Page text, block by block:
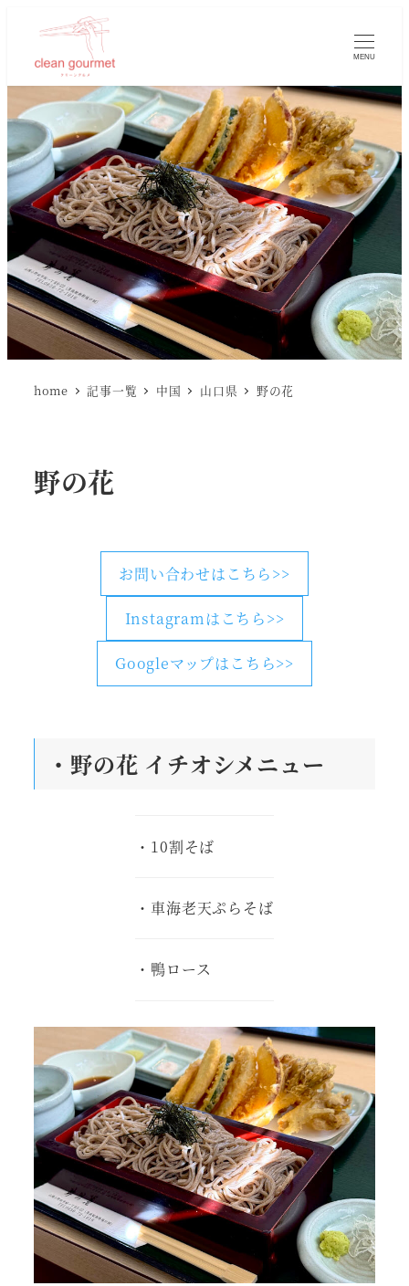
MENU
home 記事一覧 中国 山口県 野の花
野の花
お問い合わせはこちら>>
Instagramはこちら>>
Googleマップはこちら>>
・野の花 イチオシメニュー
・10割そば
・車海老天ぷらそば
・鴨ロース